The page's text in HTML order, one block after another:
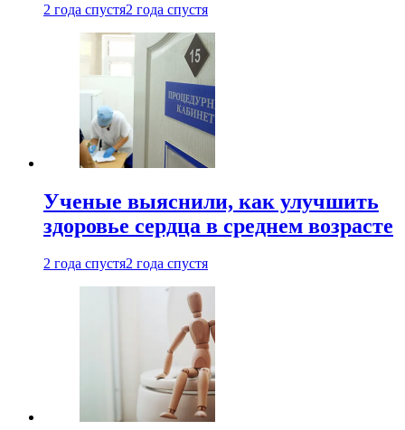
2 года спустя2 года спустя
Ученые выяснили, как улучшить
здоровье сердца в среднем возрасте
2 года спустя2 года спустя